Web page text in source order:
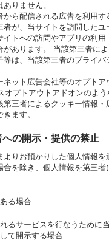
りません。
から配信される広告を利用
者が、当サイトを訪問した
イトへの訪問やアプリの利用
があります。 当該第三者に
等は、当該第三者のプライバ
ット広告会社等のオプトア
オプトアウトアドオンのよう
第三者によるクッキー情報・
ます。
の開示・提供の禁止
よりお預かりした個人情報
合を除き、個人情報を第三者
る場合
るサービスを行なうために
て開示する場合